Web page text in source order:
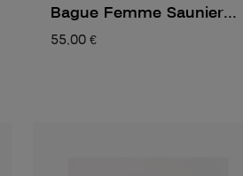
Bague Femme Saunier...
55,00 €